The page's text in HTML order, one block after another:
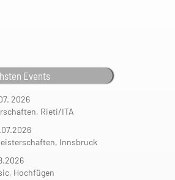
Events
2026
Rieti/ITA
Innsbruck
Hochfügen